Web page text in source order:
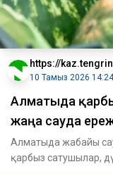
https://
10 Тамыз 2026 14:24
Алматыда
жаңа сауда
Алматыда жабайы
қарбыз сатушылар,